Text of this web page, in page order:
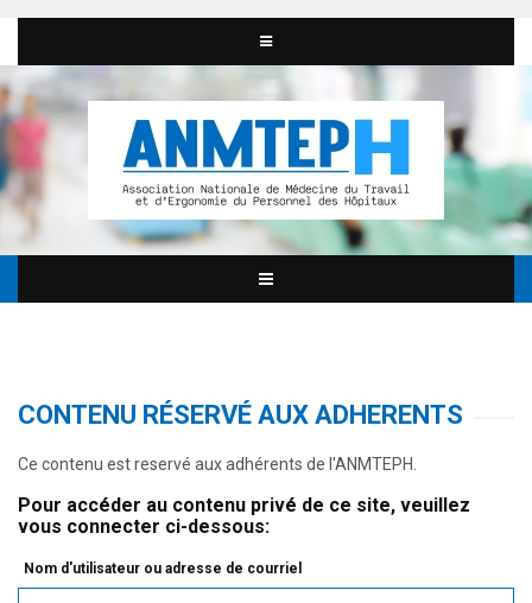
CONTENU RÉSERVÉ AUX ADHERENTS
Ce contenu est reservé aux adhérents de l'ANMTEPH.
Pour accéder au contenu privé de ce site, veuillez
vous connecter ci-dessous:
Nom d'utilisateur ou adresse de courriel